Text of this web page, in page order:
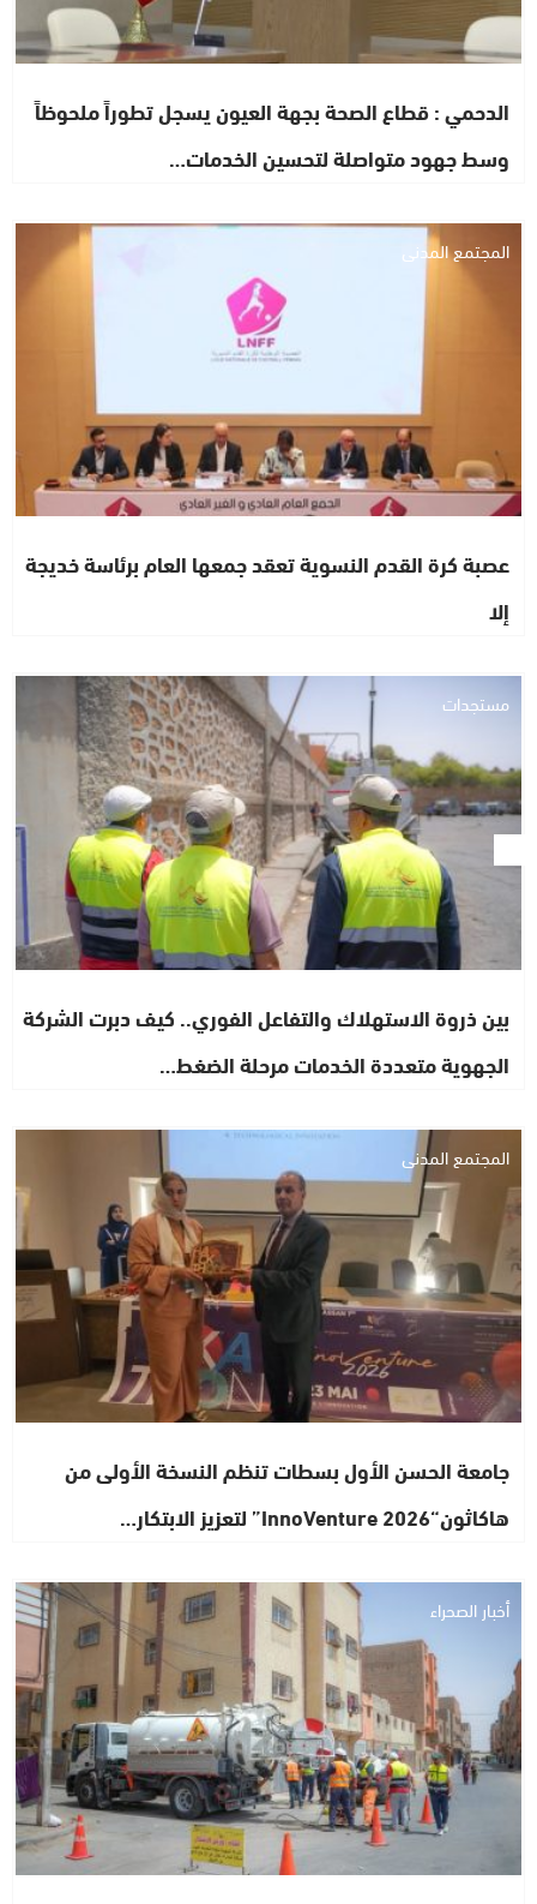
الدحمي : قطاع الصحة بجهة العيون يسجل تطوراً ملحوظاً
وسط جهود متواصلة لتحسين الخدمات…
المجتمع المدني
عصبة كرة القدم النسوية تعقد جمعها العام برئاسة خديجة
إلا
مستجدات
بين ذروة الاستهلاك والتفاعل الفوري.. كيف دبرت الشركة
الجهوية متعددة الخدمات مرحلة الضغط…
المجتمع المدني
جامعة الحسن الأول بسطات تنظم النسخة الأولى من
هاكاثون“InnoVenture 2026” لتعزيز الابتكار…
أخبار الصحراء